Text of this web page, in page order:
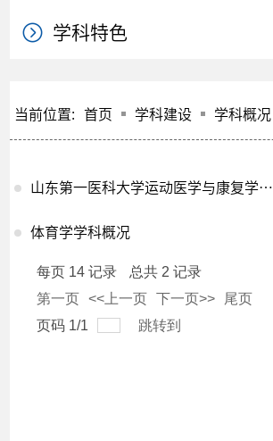
学科特色
当前位置: 首页 学科建设 学科概况
山东第一医科大学运动医学与康复学院来我校开展交流活动
体育学学科概况
每页 14 记录 总共 2 记录
第一页
<<上一页 下一页>>
尾页
页码 1/1 跳转到